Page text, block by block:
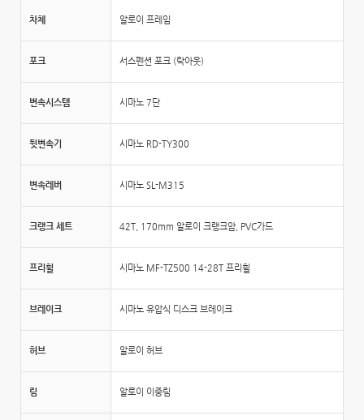
차체 알로이 프레임
포크 서스펜션 포크 (락아웃)
변속시스템 시마노 7단
뒷변속기 시마노 RD-TY300
변속레버 시마노 SL-M315
크랭크 세트 42T, 170mm 알로이 크랭크암, PVC가드
프리휠 시마노 MF-TZ500 14-28T 프리휠
브레이크 시마노 유압식 디스크 브레이크
허브 알로이 허브
림 알로이 이중림